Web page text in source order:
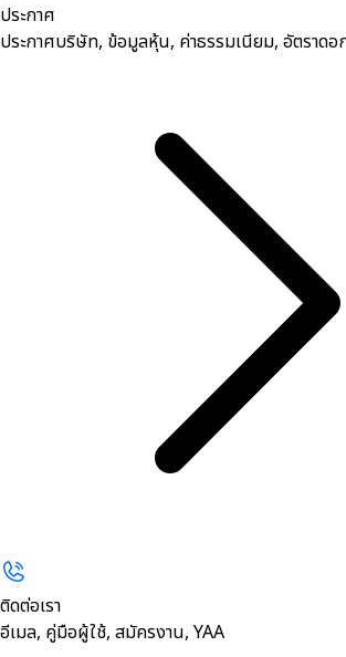
ประกาศ
ประกาศบริษัท, ข้อมูลหุ้น, ค่าธรรมเนียม, อัตราดอ
ติดต่อเรา
อีเมล, คู่มือผู้ใช้, สมัครงาน, YAA